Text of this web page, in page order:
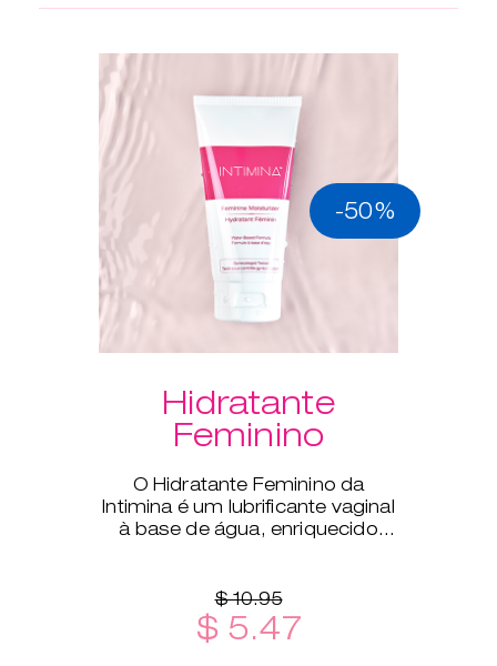
-50%
Hidratante
Feminino
O Hidratante Feminino da
Intimina é um lubrificante vaginal
à base de água, enriquecido
natural do t
$ 10.95
$ 5.47